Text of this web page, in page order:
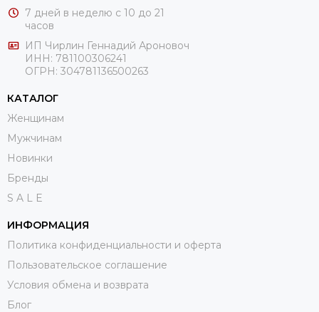
7 дней в неделю с 10 до 21
часов
ИП Чирлин Геннадий Ароновоч
ИНН: 781100306241
ОГРН: 304781136500263
КАТАЛОГ
Женщинам
Мужчинам
Новинки
Бренды
S A L E
ИНФОРМАЦИЯ
Политика конфиденциальности и оферта
Пользовательское соглашение
Условия обмена и возврата
Блог